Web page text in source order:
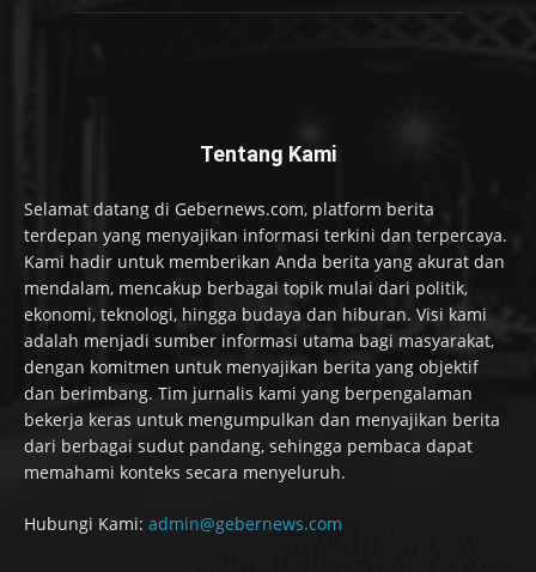
Tentang Kami
Selamat datang di Gebernews.com, platform berita
terdepan yang menyajikan informasi terkini dan terpercaya.
Kami hadir untuk memberikan Anda berita yang akurat dan
mendalam, mencakup berbagai topik mulai dari politik,
ekonomi, teknologi, hingga budaya dan hiburan. Visi kami
adalah menjadi sumber informasi utama bagi masyarakat,
dengan komitmen untuk menyajikan berita yang objektif
dan berimbang. Tim jurnalis kami yang berpengalaman
bekerja keras untuk mengumpulkan dan menyajikan berita
dari berbagai sudut pandang, sehingga pembaca dapat
memahami konteks secara menyeluruh.
Hubungi Kami: admin@gebernews.com